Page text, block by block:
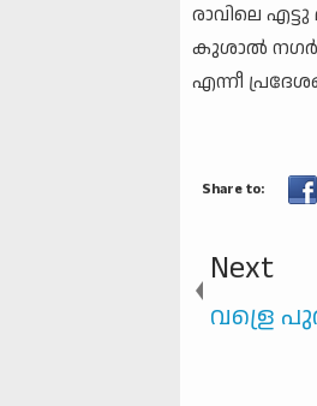
രാവിലെ
കുശാല്‍ നഗര്‍,
എന്നീ
Next
വള്രെ